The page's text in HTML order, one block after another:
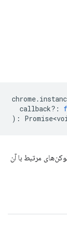
chrome.
callback? :
) :
مرتبط با آن